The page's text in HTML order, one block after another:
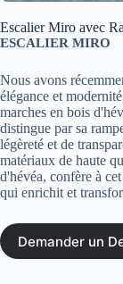
Escalier Miro avec
ESCALIER MIRO
Nous avons
élégance et
marches en bois
distingue par sa
légèreté et de
matériaux de haute
d'hévéa, confère à
qui enrichit et
Demander un